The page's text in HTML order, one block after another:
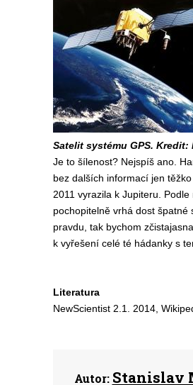
Satelit systému GPS. Kredit:
Je to šílenost? Nejspíš ano.
bez dalších informací jen
2011 vyrazila k Jupiteru.
pochopitelně vrhá dost
pravdu, tak bychom
k vyřešení celé té hádanky s
Literatura
NewScientist 2.1. 2014,
Autor: Stanislav